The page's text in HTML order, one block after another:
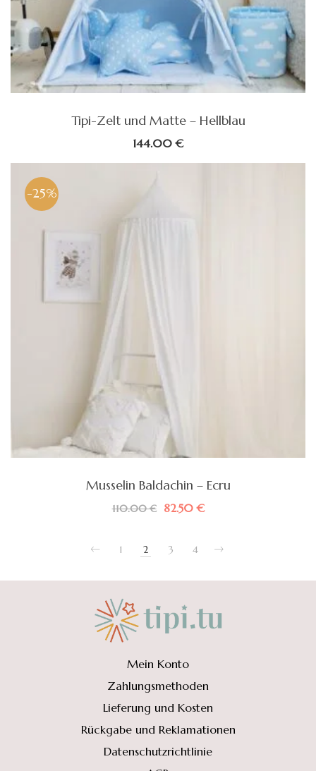
Tipi-Zelt und Matte – Hellblau
144.00€
-25%
Musselin Baldachin – Ecru
110.00€
Ursprünglicher
82.50€Aktueller
1 2 3 4
Mein Konto
Zahlungsmethoden
Lieferung und Kosten
Rückgabe und Reklamationen
Datenschutzrichtlinie